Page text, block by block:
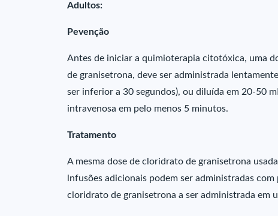
Adultos:
Pevenção
Antes de iniciar a quimioterapia citotóxica, uma
de granisetrona, deve ser administrada
ser inferior a 30 segundos), ou diluída em 20-50
intravenosa em pelo menos 5 minutos.
Tratamento
A mesma dose de cloridrato de granisetrona
lnfusões adicionais podem ser administradas
cloridrato de granisetrona a ser administrada em